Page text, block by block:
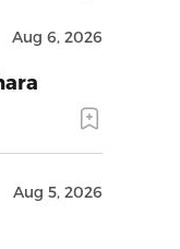
Aug 6, 2026
Aug 5, 2026